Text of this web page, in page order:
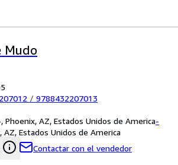
Mudo
/ 9788432207013
Phoenix, AZ, Estados Unidos de America-
AZ, Estados Unidos de America
Contactar con el vendedor